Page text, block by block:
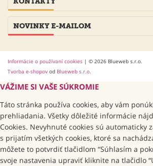
NOVINKY E-MAILOM
Informácie o používaní cookies | © 2026 Blueweb s.r.o.
Tvorba e-shopov od Blueweb s.r.o.
VÁŽIME SI VAŠE SÚKROMIE
Táto stránka používa cookies, aby vám
prehliadania. Všetky dôležité informácie
Cookies. Nevyhnuté cookies sú automaticky
s prijatím všetkých cookies, ktoré sa
môžete to potvrdiť tlačidlom “Súhlasím a
svoje nastavenia upraviť kliknite na tlačidlo